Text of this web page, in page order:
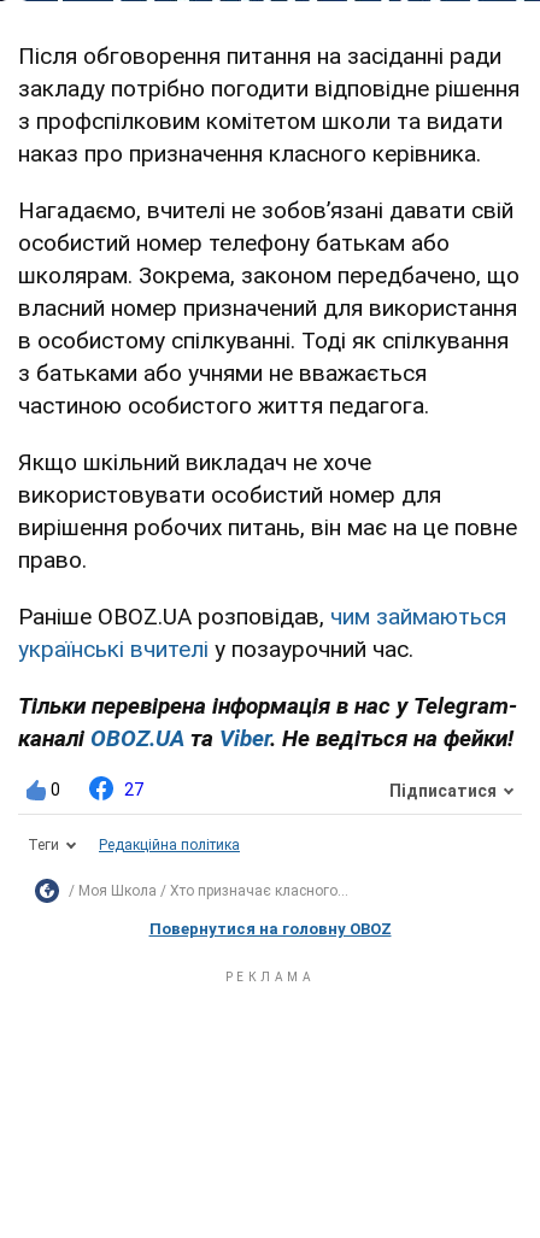
Після обговорення питання на засіданні ради
закладу потрібно погодити відповідне рішення
з профспіл­ковим комітетом школи та видати
наказ про призна­чення класного керівника.
Нагадаємо, вчителі не зобовʼязані давати свій
особистий номер телефону батькам або
школярам. Зокрема, законом передбачено, що
власний номер призначений для використання
в особистому спілкуванні. Тоді як спілкування
з батьками або учнями не вважається
частиною особистого життя педагога.
Якщо шкільний викладач не хоче
використовувати особистий номер для
вирішення робочих питань, він має на це повне
право.
Раніше OBOZ.UA розповідав, чим займаються
українські вчителі у позаурочний час.
Тільки перевірена інформація в нас у Telegram-
каналі OBOZ.UA та Viber. Не ведіться на фейки!
0 27 Підписатися
Теги Редакційна політика
Моя Школа Хто призначає класного...
Повернутися на головну OBOZ